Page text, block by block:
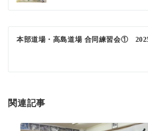
ナ
ビ
ゲ
シ
ン
本部道場・高島道場 合同練習会①
関連記事